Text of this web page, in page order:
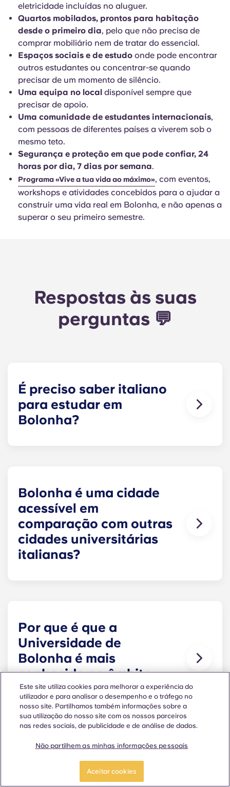
eletricidade incluídas no aluguer.
Quartos mobilados, prontos para habitação
desde o primeiro dia, pelo que não precisa de
comprar mobiliário nem de tratar do essencial.
Espaços sociais e de estudo onde pode encontrar
outros estudantes ou concentrar-se quando
precisar de um momento de silêncio.
Uma equipa no local disponível sempre que
precisar de apoio.
Uma comunidade de estudantes internacionais,
com pessoas de diferentes países a viverem sob o
mesmo teto.
Segurança e proteção em que pode confiar, 24
horas por dia, 7 dias por semana.
Programa «Vive a tua vida ao máximo», com eventos,
workshops e atividades concebidos para o ajudar a
construir uma vida real em Bolonha, e não apenas a
superar o seu primeiro semestre.
Respostas às suas
perguntas 💬
É preciso saber italiano
para estudar em
Bolonha?
com os senhorios, nas farmácias e nos serviços
locais.
Bolonha é uma cidade
acessível em
comparação com outras
cidades universitárias
italianas?
vida universitária dinâmica e excelentes ligações.
Por que é que a
Universidade de
Bolonha é mais
conhecida no âmbito
académico?
A UniBo destaca-se especialmente nas áreas do
Direito, das línguas modernas, das ciências
no top 100 mundial em 21 áreas, com o Direito a
É difícil encontrar
alojamento para
Este site utiliza cookies para melhorar a experiência do
utilizador e para analisar o desempenho e o tráfego no
nosso site. Partilhamos também informações sobre a
sua utilização do nosso site com os nossos parceiros
nas redes sociais, de publicidade e de análise de dados.
Não partilhem as minhas informações pessoais
Aceitar cookies